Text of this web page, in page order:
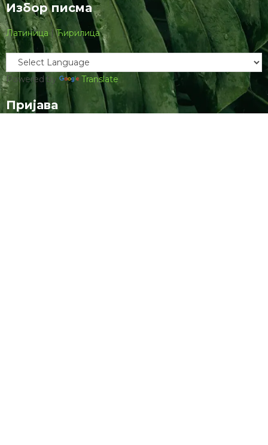
Избор писма
Латиница |Ћирилица
Powered by Translate
Пријава